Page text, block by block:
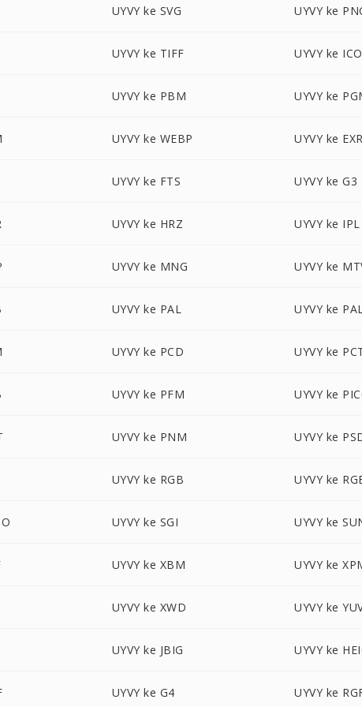
UYVY ke SVG UYVY ke
UYVY ke TIFF UYVY ke ICO
UYVY ke PBM UYVY ke
UYVY ke WEBP UYVY ke EXR
UYVY ke FTS UYVY ke G3
UYVY ke HRZ UYVY ke IPL
UYVY ke MNG UYVY ke
UYVY ke PAL UYVY ke
UYVY ke PCD UYVY ke
UYVY ke PFM UYVY ke
UYVY ke PNM UYVY ke
UYVY ke RGB UYVY ke
UYVY ke SGI UYVY ke
UYVY ke XBM UYVY ke
UYVY ke XWD UYVY ke
UYVY ke JBIG UYVY ke
UYVY ke G4 UYVY ke